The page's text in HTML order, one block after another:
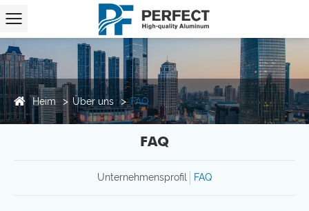
Heim Über uns FAQ
FAQ
Unternehmensprofil FAQ